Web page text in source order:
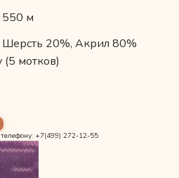
550 м
Шерсть 20%, Акрил 80%
(5 мотков)
+7(499) 272-12-55